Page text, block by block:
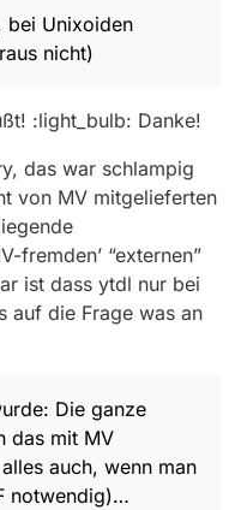
erfolgreich getestet.
gepackte FFmpeg
bei Unixoiden
nicht)
:light_bulb: Danke!
das war schlampig
von MV mitgelieferten
fremden’ “externen”
ist dass ytdl nur bei
auf die Frage was an
Die ganze
das mit MV
auch, wenn man
notwendig)…